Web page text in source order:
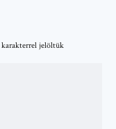
karakterrel jelöltük